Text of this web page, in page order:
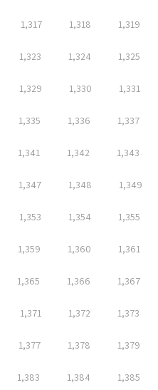
1,317 1,318 1,319
1,323 1,324 1,325
1,329 1,330 1,331
1,335 1,336 1,337
1,341 1,342 1,343
1,347 1,348 1,349
1,353 1,354 1,355
1,359 1,360 1,361
1,365 1,366 1,367
1,371 1,372 1,373
1,377 1,378 1,379
1,383 1,384 1,385